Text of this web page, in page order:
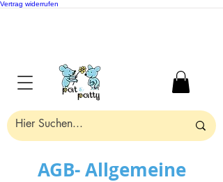
Vertrag widerrufen
AGB- Allgemeine